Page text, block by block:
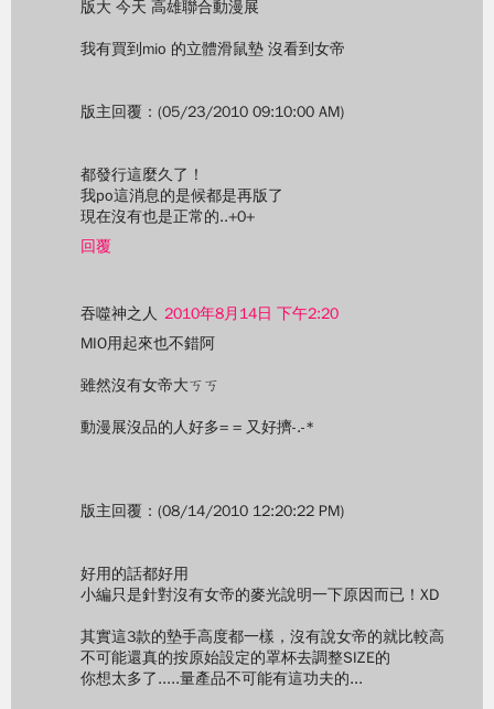
版大 今天 高雄聯合動漫展
我有買到mio 的立體滑鼠墊 沒看到女帝
版主回覆：(05/23/2010 09:10:00 AM)
都發行這麼久了！
我po這消息的是候都是再版了
現在沒有也是正常的..+0+
回覆
吞噬神之人 2010年8月14日 下午2:20
MIO用起來也不錯阿
雖然沒有女帝大ㄎㄎ
動漫展沒品的人好多= = 又好擠-.-*
版主回覆：(08/14/2010 12:20:22 PM)
好用的話都好用
小編只是針對沒有女帝的麥光說明一下原因而已！XD
其實這3款的墊手高度都一樣，沒有說女帝的就比較高
不可能還真的按原始設定的罩杯去調整SIZE的
你想太多了.....量產品不可能有這功夫的...